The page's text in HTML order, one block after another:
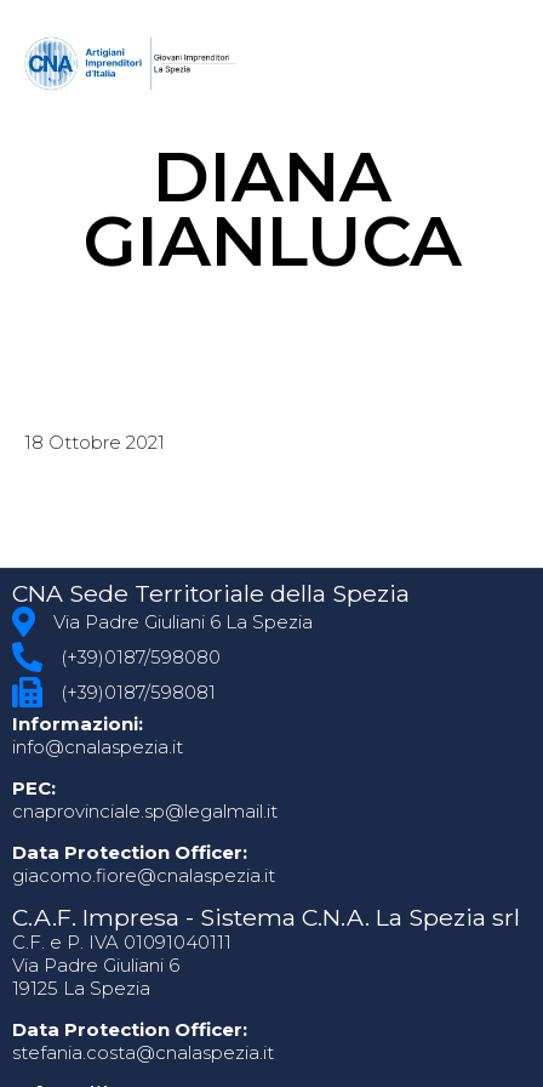
DIANA
GIANLUCA
18 Ottobre 2021
CNA Sede Territoriale della Spezia
Via Padre Giuliani 6 La Spezia
(+39)0187/598080
(+39)0187/598081
Informazioni:
info@cnalaspezia.it
PEC:
cnaprovinciale.sp@legalmail.it
Data Protection Officer:
giacomo.fiore@cnalaspezia.it
C.A.F. Impresa - Sistema C.N.A. La Spezia srl
C.F. e P. IVA 01091040111
Via Padre Giuliani 6
19125 La Spezia
Data Protection Officer:
stefania.costa@cnalaspezia.it